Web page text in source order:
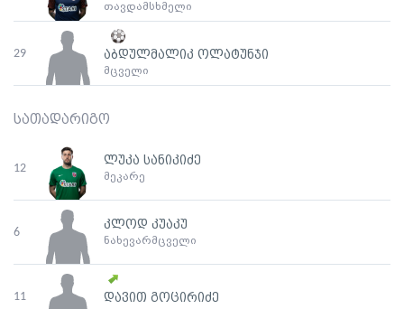
თავდამსხმელი
29 აბდულმალიკ ოლატუნჯი
მცველი
სათადარიგო
12
ლუკა სანიკიძე
მეკარე
6
კლოდ კუაკუ
ნახევარმცველი
11 დავით გოცირიძე